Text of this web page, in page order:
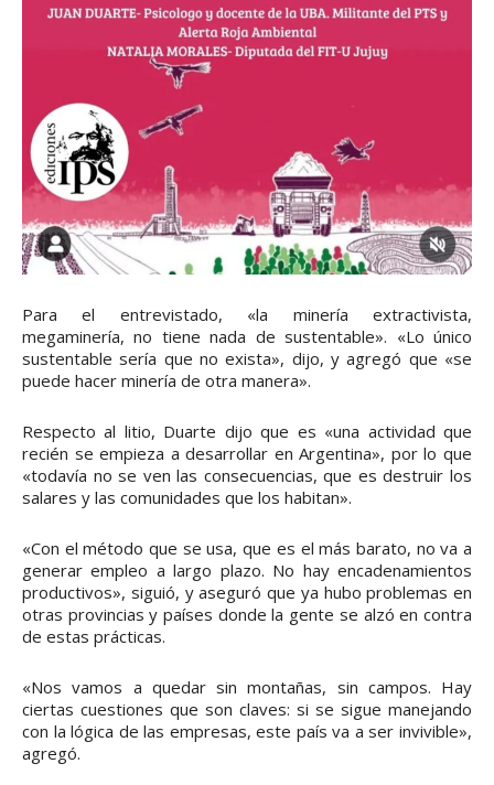
Para el entrevistado, «la minería extractivista,
megaminería, no tiene nada de sustentable». «Lo único
sustentable sería que no exista», dijo, y agregó que «se
puede hacer minería de otra manera».
Respecto al litio, Duarte dijo que es «una actividad que
recién se empieza a desarrollar en Argentina», por lo que
«todavía no se ven las consecuencias, que es destruir los
salares y las comunidades que los habitan».
«Con el método que se usa, que es el más barato, no va a
generar empleo a largo plazo. No hay encadenamientos
productivos», siguió, y aseguró que ya hubo problemas en
otras provincias y países donde la gente se alzó en contra
de estas prácticas.
«Nos vamos a quedar sin montañas, sin campos. Hay
ciertas cuestiones que son claves: si se sigue manejando
con la lógica de las empresas, este país va a ser invivible»,
agregó.